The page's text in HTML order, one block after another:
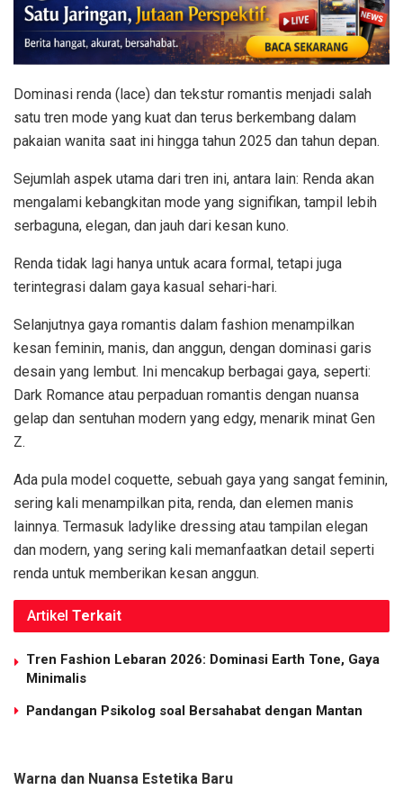
Dominasi renda (lace) dan tekstur romantis menjadi salah
satu tren mode yang kuat dan terus berkembang dalam
pakaian wanita saat ini hingga tahun 2025 dan tahun depan.
Sejumlah aspek utama dari tren ini, antara lain: Renda akan
mengalami kebangkitan mode yang signifikan, tampil lebih
serbaguna, elegan, dan jauh dari kesan kuno.
Renda tidak lagi hanya untuk acara formal, tetapi juga
terintegrasi dalam gaya kasual sehari-hari.
Selanjutnya gaya romantis dalam fashion menampilkan
kesan feminin, manis, dan anggun, dengan dominasi garis
desain yang lembut. Ini mencakup berbagai gaya, seperti:
Dark Romance atau perpaduan romantis dengan nuansa
gelap dan sentuhan modern yang edgy, menarik minat Gen
Z.
Ada pula model coquette, sebuah gaya yang sangat feminin,
sering kali menampilkan pita, renda, dan elemen manis
lainnya. Termasuk ladylike dressing atau tampilan elegan
dan modern, yang sering kali memanfaatkan detail seperti
renda untuk memberikan kesan anggun.
Artikel Terkait
Tren Fashion Lebaran 2026: Dominasi Earth Tone, Gaya
Minimalis
Pandangan Psikolog soal Bersahabat dengan Mantan
Warna dan Nuansa Estetika Baru